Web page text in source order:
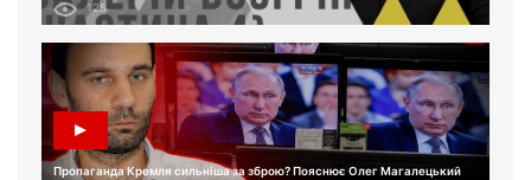
125
Пропаганда Кремля сильніша за зброю? Пояснює Олег Магалецький